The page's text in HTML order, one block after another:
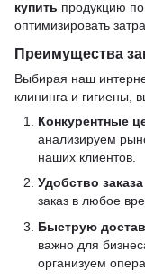
купить продукцию по
оптимизировать
Преимущества
Выбирая наш
клининга и гигиены,
Конкурентные
анализируем
наших клиентов.
Удобство заказа
заказ в любое
Быструю
важно для
организуем